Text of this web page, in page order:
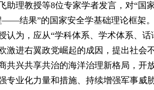
助理教授等8位专家学者发言，对“国
结果”的国家安全学基础理论框架
为，应从“学科体系、学术体系、话
激进右翼政党崛起的成因，提出社会
共兴共享共治的海洋治理新格局，开
专业化力量和措施、持续增强军事威